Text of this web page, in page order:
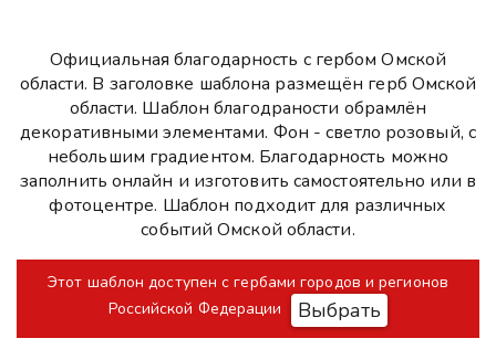
Официальная благодарность с гербом Омской
области. В заголовке шаблона размещён герб Омской
области. Шаблон благодраности обрамлён
декоративными элементами. Фон - светло розовый, с
небольшим градиентом. Благодарность можно
заполнить онлайн и изготовить самостоятельно или в
фотоцентре. Шаблон подходит для различных
событий Омской области.
Этот шаблон доступен с гербами городов и регионов
Российской Федерации
Выбрать